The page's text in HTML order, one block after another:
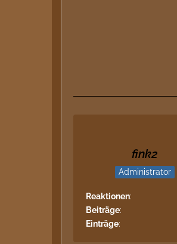
fink2
Administrator
Reaktionen
Beiträge
Einträge